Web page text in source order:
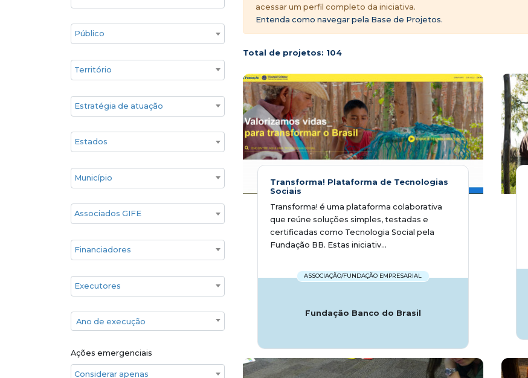
Público
Territórios
Estratégia de atuação
Estado
Cidade
Associados GIFE
Financiadores
Executores
Ano de execução
Ano de execução
Ações emergenciais
Considerar apenas ações emergenciais
acessar um perfil completo da iniciativa.
Entenda como navegar pela Base de Projetos.
Total de projetos: 104
Transforma! Plataforma de Tecnologias
Sociais
Transforma! é uma plataforma colaborativa
que reúne soluções simples, testadas e
certificadas como Tecnologia Social pela
Fundação BB. Estas iniciativ...
ASSOCIAÇÃO/FUNDAÇÃO EMPRESARIAL
Fundação Banco do Brasil